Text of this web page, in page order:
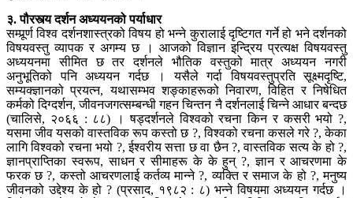
३. पौरस्त्य दर्शन अध्ययनको पर्याधार
सम्पूर्र्ण विश्व दर्शनशास्त्रको विषय हो भन्ने कुरालाई दृष्टिगत गर्ने हो भने दर्शनको
विषयवस्तु व्यापक र अगम्य छ । आजको विज्ञान इन्द्रिय प्रत्यक्ष विषयवस्तु
अध्ययनमा सीमित छ तर दर्शनले भौतिक वस्तुको मात्र अध्ययन नगरी
अनुभूतिको पनि अध्ययन गर्दछ । यसैले गर्दा विषयवस्तुप्रति सूक्ष्मदृष्टि,
सम्यक्ज्ञानको प्रयत्न, यथासम्भव शङ्काहरूको निवारण, विहित र निषेधित
कर्मको दिग्दर्शन, जीवनजगत्सम्बन्धी गहन चिन्तन नै दर्शनलाई चिन्ने आधार बन्दछ
(चालिसे, २०६६ : ८८) । षड्दर्शनले विश्वको रचना किन र कसरी भयो ?,
यसमा जीव यसको वास्तविक रूप कस्तो छ ?, विश्वको रचना कसले गरे ?, केका
लागि विश्वको रचना भयो ?, ईश्वरीय सत्ता छ वा छैन ?, वास्तविक सत्य के हो ?,
ज्ञानप्राप्तिका स्वरूप, साधन र सीमाहरू के के हुन् ?, ज्ञान र आचरणमा के
फरक छ ?, कस्तो आचरणलाई कर्तव्य मान्ने ?, व्यक्ति र समाज के हो ?, मनुष्य
जीवनको उद्देश्य के हो ? (प्रसाद, १९८२ : ८) भन्ने विषयमा अध्ययन गर्दछ ।